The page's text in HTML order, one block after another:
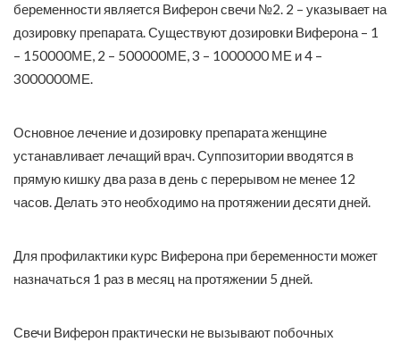
беременности является Виферон свечи №2. 2 – указывает на
дозировку препарата. Существуют дозировки Виферона – 1
– 150000МЕ, 2 – 500000МЕ, 3 – 1000000 МЕ и 4 –
3000000МЕ.
Основное лечение и дозировку препарата женщине
устанавливает лечащий врач. Суппозитории вводятся в
прямую кишку два раза в день с перерывом не менее 12
часов. Делать это необходимо на протяжении десяти дней.
Для профилактики курс Виферона при беременности может
назначаться 1 раз в месяц на протяжении 5 дней.
Свечи Виферон практически не вызывают побочных